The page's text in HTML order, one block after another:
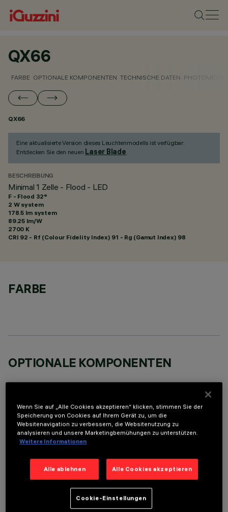
QX66
FARBE OPTIONALE KOMPONENTEN TECHNISCHE DATEN
QX66
Eine aktualisierte Version dieses Leuchtenmodells ist verfügbar:
Entdecken Sie den neuen Laser Blade.
BESCHREIBUNG
Minimal 1 Zelle - Flood - LED
F - Flood 32°
2 W system
178.5 lm system
89.25 lm/W
2700 K
CRI 92 - Rf (Colour Fidelity Index) 91 - Rg (Gamut Index) 98
FARBE
OPTIONALE KOMPONENTEN
TECHNISCHE DATEN
BESCHREIBUNG
Miniaturisierte, viereckige Einbauleuchte für einzelnes LED-
Modul - feste Optik. Korpus aus Aluminiumdruckguss, bündig
Wenn Sie auf „Alle Cookies akzeptieren“ klicken, stimmen Sie der
Speicherung von Cookies auf Ihrem Gerät zu, um die
Websitenavigation zu verbessern, die Websitenutzung zu
analysieren und unsere Marketingbemühungen zu unterstützen.
Weitere Informationen
Alle ablehnen Alle Cookies akzeptieren
Cookie-Einstellungen